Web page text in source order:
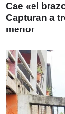
Cae «el
Capturan a
menor